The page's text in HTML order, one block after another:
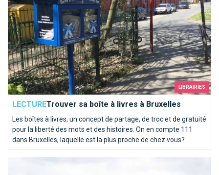
LIBRAIRIES
LECTURETrouver sa boîte à livres à Bruxelles
Les boîtes à livres, un concept de partage, de troc et de gratuité
pour la liberté des mots et des histoires. On en compte 111
dans Bruxelles, laquelle est la plus proche de chez vous?